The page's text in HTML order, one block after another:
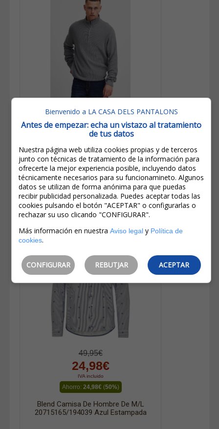
39,95€
19,95€
IVA incluido
Ahorro: 20,00€(50%)
Blend Jersey De Hombre De Cuello
Con Cremallera 20714337/200274
Gris
49,95€
24,98€
IVA incluido
Ahorro: 24,98€(50%)
Blend Camisa De Hombre De M/l
20715165/194039 Azul Estampada
Bienvenido a LA CASA DELS PANTALONS
Antes de empezar: echa un vistazo al tratamiento
de tus datos
Nuestra página web utiliza cookies propias y de terceros
junto con técnicas de tratamiento de la información para
ofrecerte la mejor experiencia posible, incluyendo datos
técnicamente necesarios para su funcionamineto. Algunos
datos se utilizan de forma anónima para que puedas
recibir publicidad personalizada. Puedes aceptar todas las
cookies pulsando el botón "ACEPTAR" o configurarlas o
rechazar su uso clicando "CONFIGURAR".
Más información en nuestra Aviso legaly Política de
cookies.
CONFIGURAR REBUTJAR ACEPTAR